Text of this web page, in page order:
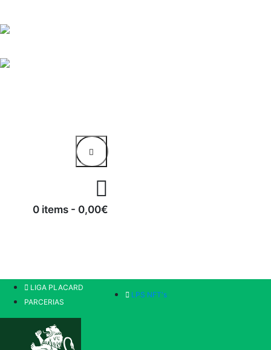
0 items - 0,00€
LIGA PLACARD
PARCERIAS
LPS NFT's